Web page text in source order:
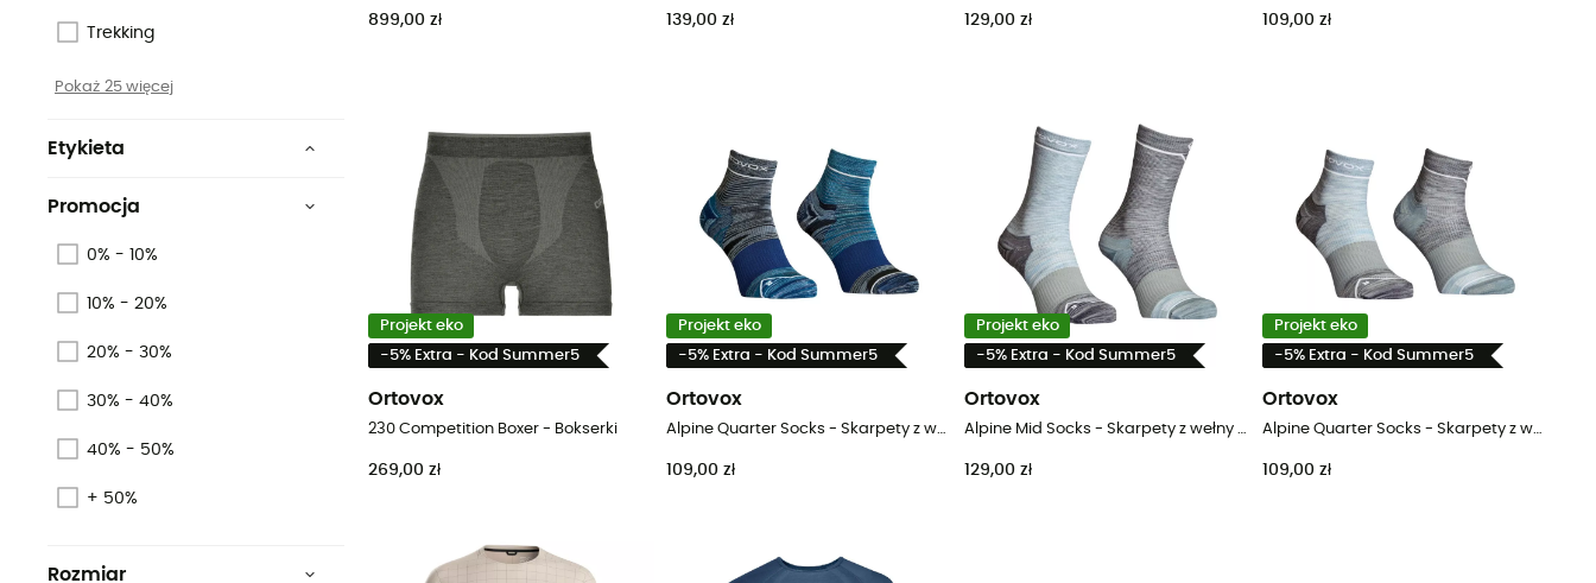
Trekking
Pokaż 25 więcej
Etykieta
Group©
Pokaż 6 więcej
Promocja
0% - 10%
10% - 20%
20% - 30%
30% - 40%
40% - 50%
+ 50%
Rozmiar
899,00 zł 139,00 zł 129,00 zł 109,00 zł
Projekt eko
-5% Extra - Kod Summer5
Ortovox
230 Competition Boxer - Bokserki
269,00 zł
Projekt eko
-5% Extra - Kod Summer5
Ortovox
109,00 zł
Projekt eko
-5% Extra - Kod Summer5
Ortovox
129,00 zł
Projekt eko
-5% Extra - Kod Summer5
Ortovox
109,00 zł